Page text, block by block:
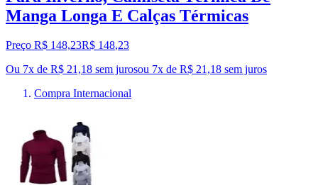
Manga Longa E Calças Térmicas
Preço R$ 148,23R$ 148,23
Ou 7x de R$ 21,18 sem jurosou 7x de R$ 21,18 sem juros
Compra Internacional